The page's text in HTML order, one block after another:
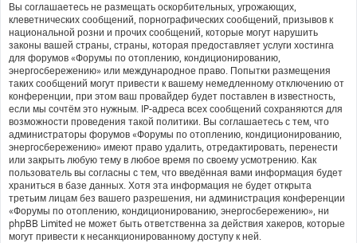
Вы соглашаетесь не размещать оскорбительных, угрожающих,
клеветнических сообщений, порнографических сообщений, призывов к
национальной розни и прочих сообщений, которые могут нарушить
законы вашей страны, страны, которая предоставляет услуги хостинга
для форумов «Форумы по отоплению, кондиционированию,
энергосбережению» или международное право. Попытки размещения
таких сообщений могут привести к вашему немедленному отключению от
конференции, при этом ваш провайдер будет поставлен в известность,
если мы сочтём это нужным. IP-адреса всех сообщений сохраняются для
возможности проведения такой политики. Вы соглашаетесь с тем, что
администраторы форумов «Форумы по отоплению, кондиционированию,
энергосбережению» имеют право удалить, отредактировать, перенести
или закрыть любую тему в любое время по своему усмотрению. Как
пользователь вы согласны с тем, что введённая вами информация будет
храниться в базе данных. Хотя эта информация не будет открыта
третьим лицам без вашего разрешения, ни администрация конференции
«Форумы по отоплению, кондиционированию, энергосбережению», ни
phpBB Limited не может быть ответственна за действия хакеров, которые
могут привести к несанкционированному доступу к ней.